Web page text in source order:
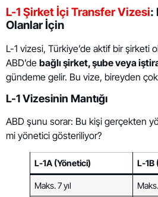
L-1 Şirket İçi Transfer Vizesi:
Olanlar İçin
L-1 vizesi, Türkiye’de aktif bir şirketi
ABD’de bağlı şirket, şube veya
gündeme gelir. Bu vize, bireyden çok
L-1 Vizesinin Mantığı
ABD şunu sorar: Bu kişi gerçekten
mi yönetici gösteriliyor?
L-1A (Yönetici) L-1B
Maks. 7 yıl